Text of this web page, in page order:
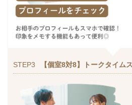
STEP3 【個室8対8】トークタイム